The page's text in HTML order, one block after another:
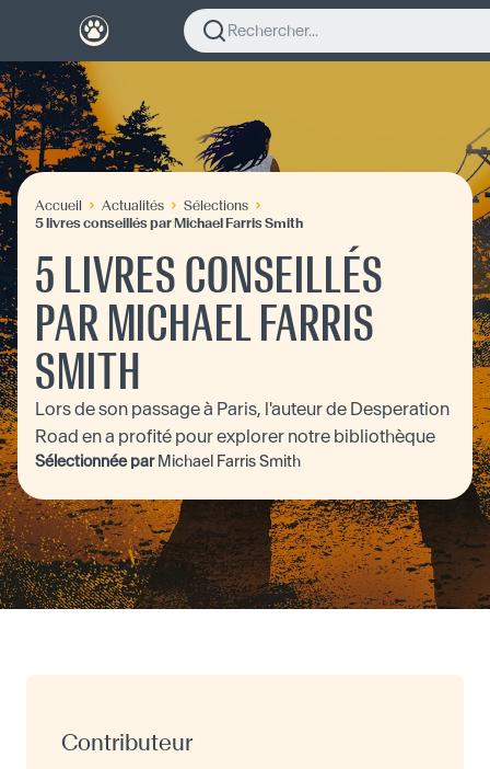
Rechercher...
Accueil Actualités
Sélections
5 livres conseillés par Michael Farris Smith
5 LIVRES CONSEILLÉS
PAR MICHAEL FARRIS
SMITH
Lors de son passage à Paris, l'auteur de Desperation
Road en a profité pour explorer notre bibliothèque
Sélectionnée par Michael Farris Smith
Contributeur